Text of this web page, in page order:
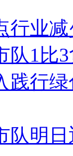
行业
队1比
践行
队明